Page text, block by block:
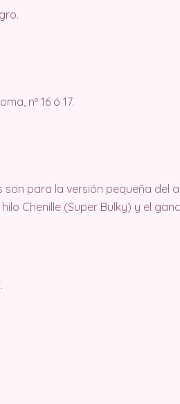
nº 16 ó 17.
para la versión pequeña del
Chenille (Super Bulky) y el